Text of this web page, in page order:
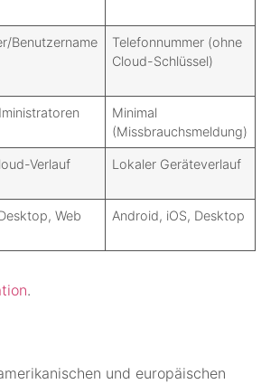
Benutzername
Telefonnummer (ohne
Cloud-Schlüssel)
Minimal
(Missbrauchsmeldung)
Verlauf Lokaler Geräteverlauf
Web Android, iOS, Desktop
.
und europäischen